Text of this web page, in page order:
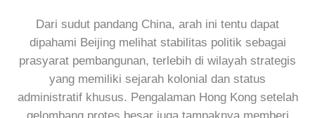
Dari sudut pandang China, arah ini tentu dapat
dipahami Beijing melihat stabilitas politik sebagai
prasyarat pembangunan, terlebih di wilayah strategis
yang memiliki sejarah kolonial dan status
administratif khusus. Pengalaman Hong Kong setelah